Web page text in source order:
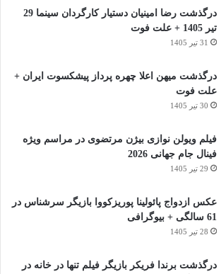
درگذشت رضا امینیان دستیار کارگردان سینما 29
تیر 1405 + علت فوت
31 تیر 1405
درگذشت میهن اعلا چهره پرداز پیشکسوت ایران +
علت فوت
30 تیر 1405
فیلم ویولن نوازی بیژن مرتضوی در مراسم ویژه
فینال جام جهانی 2026
29 تیر 1405
عکس ازدواج پائولینا پوریزکووا بازیگر سرشناس در
61 سالگی + بیوگرافی
28 تیر 1405
درگذشت برندا فریکر بازیگر فیلم تنها در خانه در